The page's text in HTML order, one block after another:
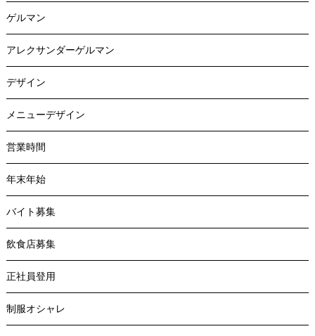
ゲルマン
アレクサンダーゲルマン
デザイン
メニューデザイン
営業時間
年末年始
バイト募集
飲食店募集
正社員登用
制服オシャレ